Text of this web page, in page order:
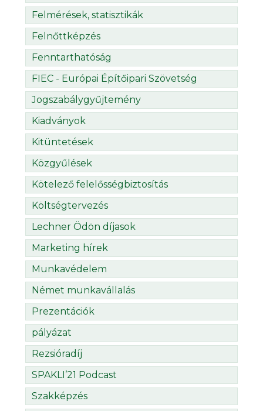
Felmérések, statisztikák
Felnőttképzés
Fenntarthatóság
FIEC - Európai Építőipari Szövetség
Jogszabálygyűjtemény
Kiadványok
Kitüntetések
Közgyűlések
Kötelező felelősségbiztosítás
Költségtervezés
Lechner Ödön díjasok
Marketing hírek
Munkavédelem
Német munkavállalás
Prezentációk
pályázat
Rezsióradíj
SPAKLI’21 Podcast
Szakképzés